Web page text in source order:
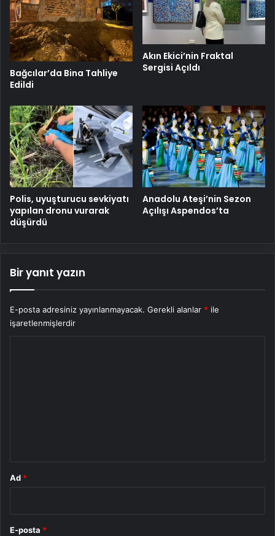
Bağcılar’da Bina Tahliye
Edildi
Akın Ekici’nin Fraktal
Sergisi Açıldı
Polis, uyuşturucu sevkiyatı
yapılan dronu vurarak
düşürdü
Anadolu Ateşi’nin Sezon
Açılışı Aspendos’ta
Bir yanıt yazın
E-posta adresiniz yayınlanmayacak. Gerekli alanlar * ile
işaretlenmişlerdir
Ad *
E-posta *